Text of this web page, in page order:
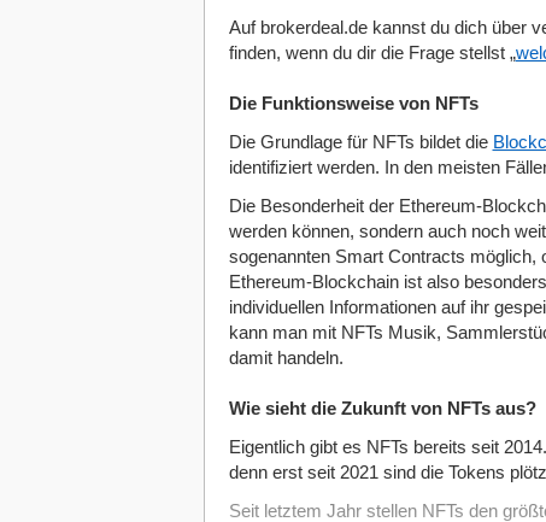
Auf brokerdeal.de kannst du dich über
finden, wenn du dir die Frage stellst „
Die Funktionsweise von NFTs
Die Grundlage für NFTs bildet die
identifiziert werden. In den meisten
Die Besonderheit der Ethereum-
werden können, sondern auch noch
sogenannten Smart Contracts möglich,
Ethereum-Blockchain ist also
individuellen Informationen auf ihr
kann man mit NFTs Musik,
damit handeln.
Wie sieht die Zukunft von NFTs aus?
Eigentlich gibt es NFTs bereits seit
denn erst seit 2021 sind die Tokens
Seit letztem Jahr stellen NFTs den